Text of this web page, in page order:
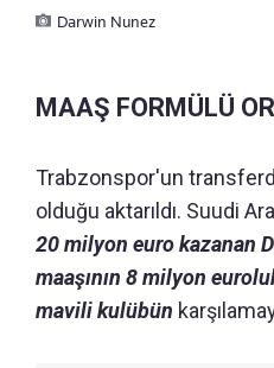
Darwin Nunez
MAAŞ FORMÜLÜ
Trabzonspor'un
olduğu aktarıldı. Suudi
20 milyon euro kazanan
maaşının 8 milyon
mavili kulübün